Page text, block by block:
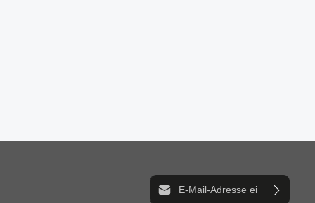
E-Mail-Adresse*